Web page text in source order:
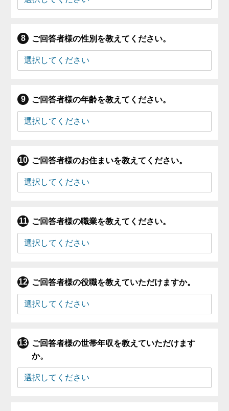
ご回答者様の性別を教えてください。
ご回答者様の年齢を教えてください。
ご回答者様のお住まいを教えてください。
ご回答者様の職業を教えてください。
ご回答者様の役職を教えていただけますか。
ご回答者様の世帯年収を教えていただけます
か。